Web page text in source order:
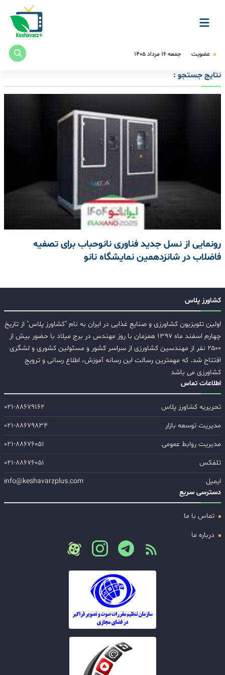
عضویت جمعه ۱۶ مرداد ۱۴۰۵
نتایج جستجو :
رونمایی از نسل جدید فناوری نانوحباب برای تصفیه
فاضلاب در شانزدهمین نمایشگاه نانو
کشاورز پلاس
اولین تلویزیون کشاورزی و صنایع غذایی در ایران به نام "کشاورز پلاس" از تاریخ
چهارم اسفند ماه ۱۳۹۷ همزمان با روز مهندس در برج میلاد با حضور بیش از
۲۵۰۰ نفر از مهندسین کشاورزی از سراسر کشور و مسئولین کشوری و لشگری
افتتاح شد. که مهمترین رسالت این رسانه آموزش، اطلاع رسانی و ترویج
کشاورزی می باشد
اطلاعات تماس
تحریریه کشاورز پلاس
۰۲۱-۸۸۶۷۹۱۶۲
مدیریت توسعه بازار
۰۲۱-۸۸۶۷۹۸۳۴
مدیریت روابط عمومی
۰۲۱-۸۸۶۷۶۰۵۱
تلفکس
۰۲۱-۸۸۶۷۶۰۵۱
ایمیل
info@keshavarzplus.com
دسترسی سریع
تماس با ما
درباره ما